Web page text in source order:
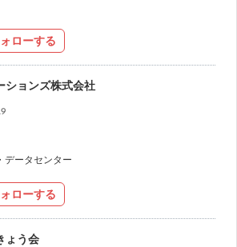
ローする
ションズ株式会社
データセンター
ローする
ょう会